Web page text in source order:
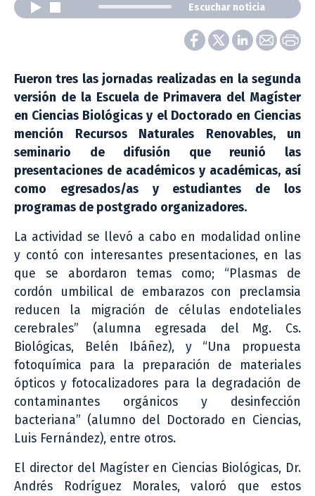
Escuchar noticia
Fueron tres las jornadas realizadas en la segunda
versión de la Escuela de Primavera del Magíster
en Ciencias Biológicas y el Doctorado en Ciencias
mención Recursos Naturales Renovables, un
seminario de difusión que reunió las
presentaciones de académicos y académicas, así
como egresados/as y estudiantes de los
programas de postgrado organizadores.
La actividad se llevó a cabo en modalidad online
y contó con interesantes presentaciones, en las
que se abordaron temas como; “Plasmas de
cordón umbilical de embarazos con preclamsia
reducen la migración de células endoteliales
cerebrales” (alumna egresada del Mg. Cs.
Biológicas, Belén Ibáñez), y “Una propuesta
fotoquímica para la preparación de materiales
ópticos y fotocalizadores para la degradación de
contaminantes orgánicos y desinfección
bacteriana” (alumno del Doctorado en Ciencias,
Luis Fernández), entre otros.
El director del Magíster en Ciencias Biológicas, Dr.
Andrés Rodríguez Morales, valoró que estos